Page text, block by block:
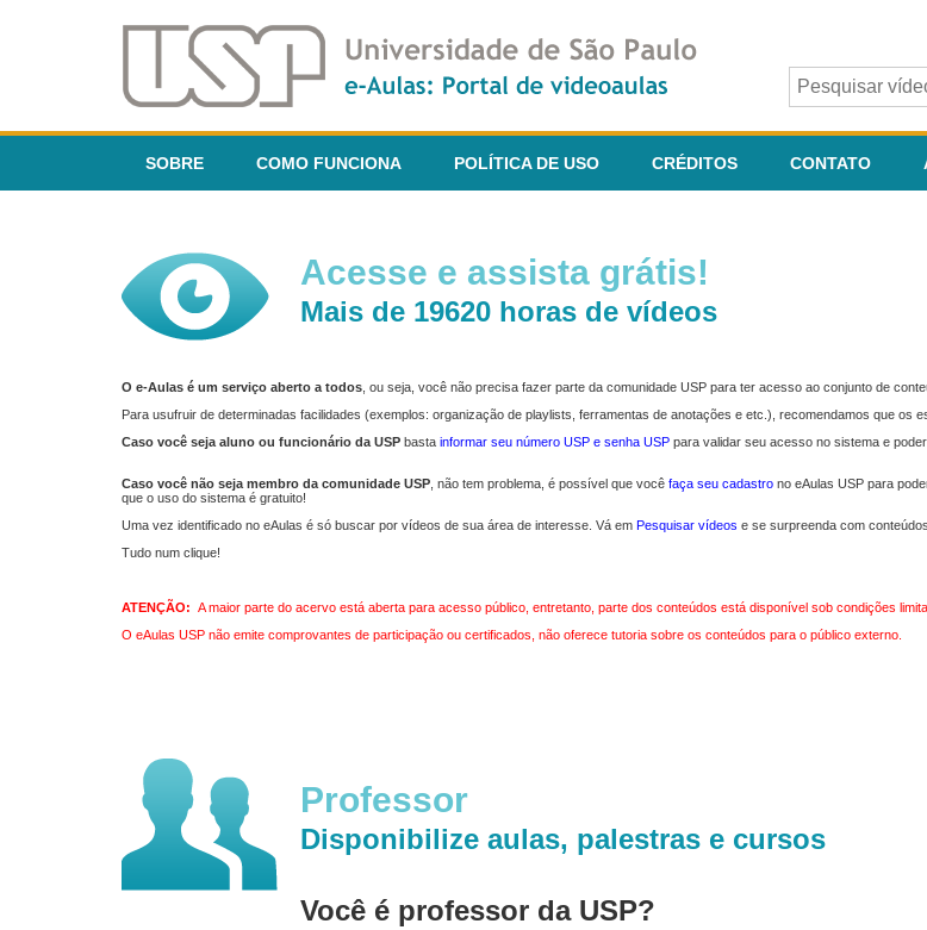
SOBRE COMO FUNCIONA POLÍTICA DE USO CRÉDITOS CONTATO
Acesse e assista grátis!
Mais de 19620 horas de vídeos
O e-Aulas é um serviço aberto a todos , ou seja, você não precisa fazer parte da comunidade USP para ter acesso ao conjunto de
Para usufruir de determinadas facilidades (exemplos: organização de playlists, ferramentas de anotações e etc.), recomendamos que os
Caso você seja aluno ou funcionário da USP basta informar seu número USP e senha USP para validar seu acesso no sistema e
Caso você não seja membro da comunidade USP , não tem problema, é possível que você faça seu cadastro no eAulas USP para
que o uso do sistema é gratuito!
Uma vez identificado no eAulas é só buscar por vídeos de sua área de interesse. Vá em Pesquisar vídeos e se surpreenda com
Tudo num clique!
ATENÇÃO: A maior parte do acervo está aberta para acesso público, entretanto, parte dos conteúdos está disponível sob condições
O eAulas USP não emite comprovantes de participação ou certificados, não oferece tutoria sobre os conteúdos para o público externo.
Professor
Disponibilize aulas, palestras e cursos
Você é professor da USP?